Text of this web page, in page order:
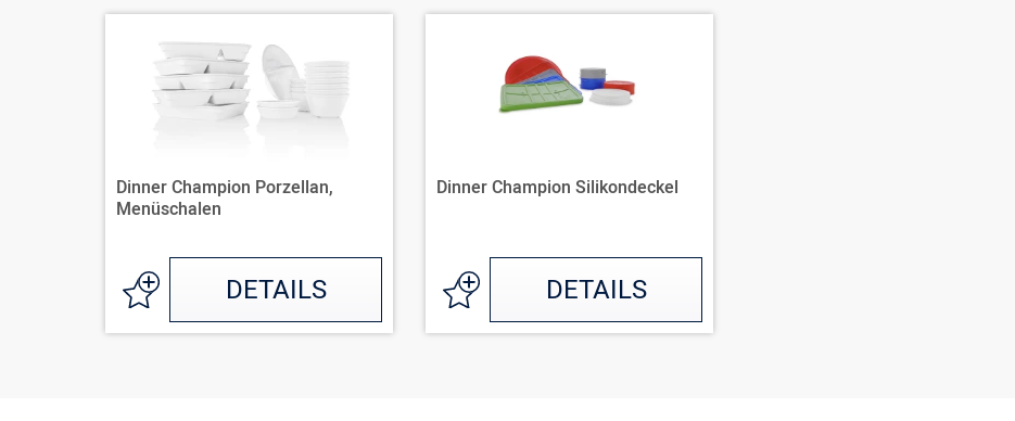
Dinner Champion Porzellan,
Menüschalen
DETAILS
Dinner Champion Silikondeckel
DETAILS